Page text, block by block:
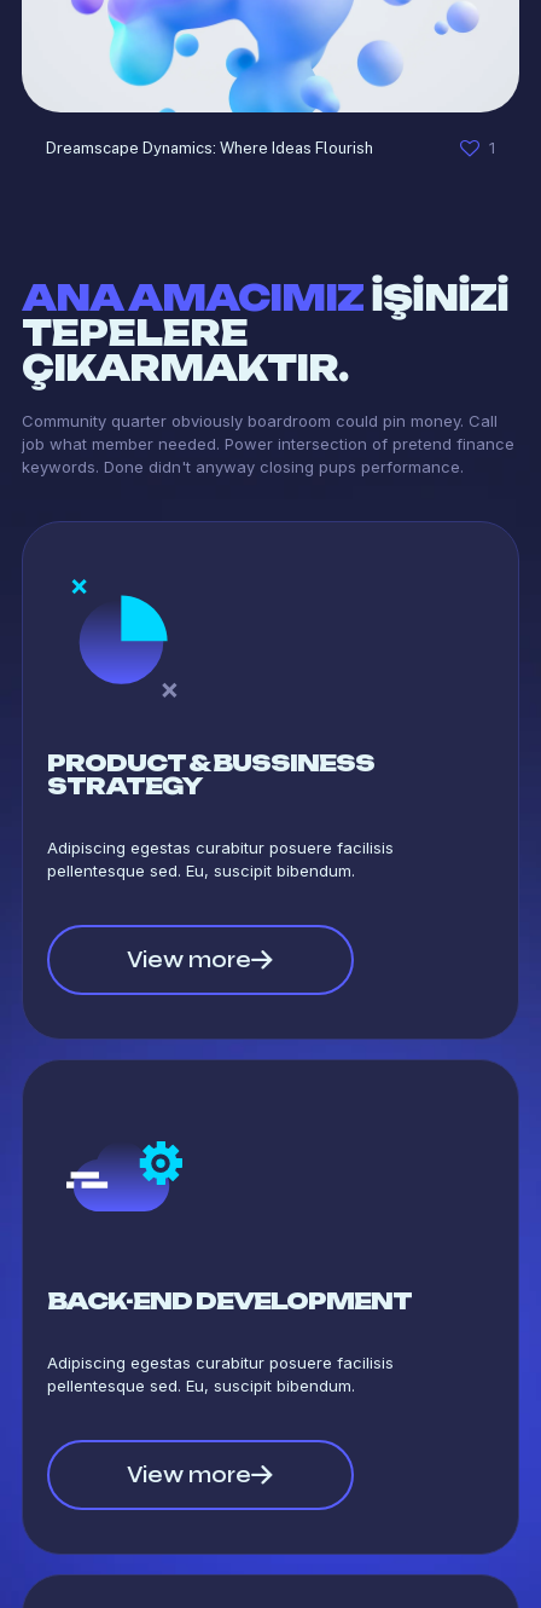
Dreamscape Dynamics: Where Ideas Flourish 1
ANA AMACIMIZİŞİNİZİ
TEPELERE
ÇIKARMAKTIR.
Community quarter obviously boardroom could pin money. Call
job what member needed. Power intersection of pretend finance
keywords. Done didn't anyway closing pups performance.
PRODUCT & BUSSINESS
STRATEGY
Adipiscing egestas curabitur posuere facilisis
pellentesque sed. Eu, suscipit bibendum.
View more
BACK-END DEVELOPMENT
Adipiscing egestas curabitur posuere facilisis
pellentesque sed. Eu, suscipit bibendum.
View more